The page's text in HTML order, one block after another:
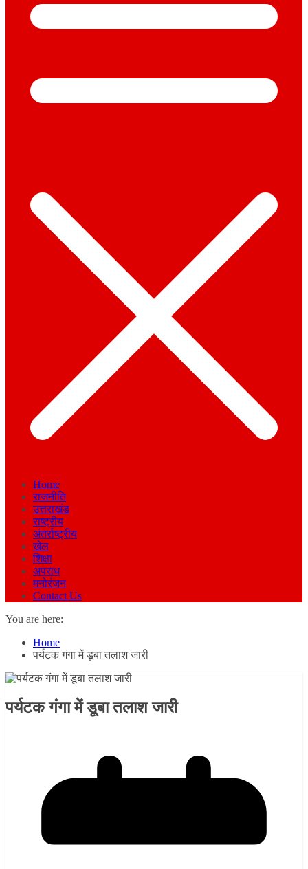
Home
राजनीति
उत्तराखंड
राष्ट्रीय
अंतर्राष्ट्रीय
खेल
शिक्षा
अपराध
मनोरंजन
Contact Us
You are here:
Home
पर्यटक गंगा में डूबा तलाश जारी
पर्यटक गंगा में डूबा तलाश जारी